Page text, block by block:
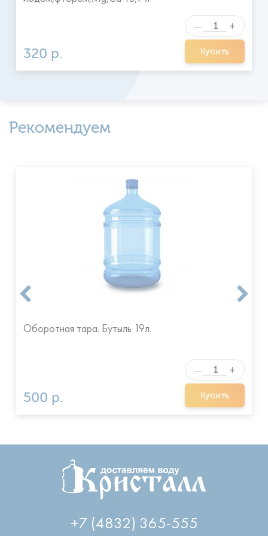
320 р. Купить
— +
Рекомендуем
Оборотная тара. Бутыль 19л.
500 р. Купить
— +
+7 (4832) 365-555